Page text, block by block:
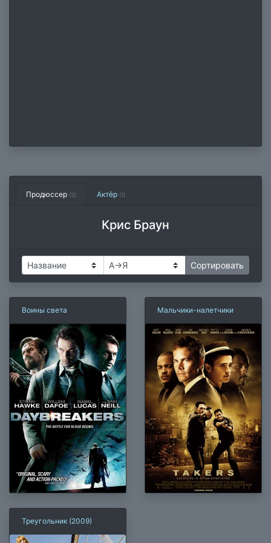
Продюссер (3) Актёр (1)
Крис Браун
Воины света Мальчики-налетчики
Треугольник (2009)